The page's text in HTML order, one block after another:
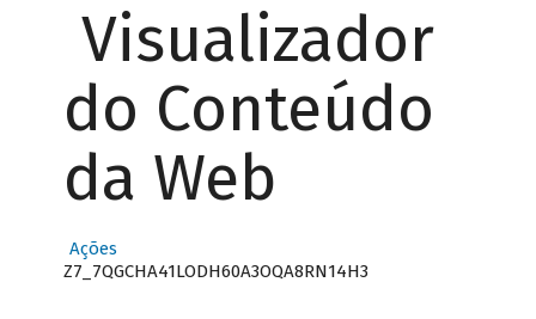
Visualizador
do Conteúdo
da Web
Ações
Z7_7QGCHA41LODH60A3OQA8RN14H3